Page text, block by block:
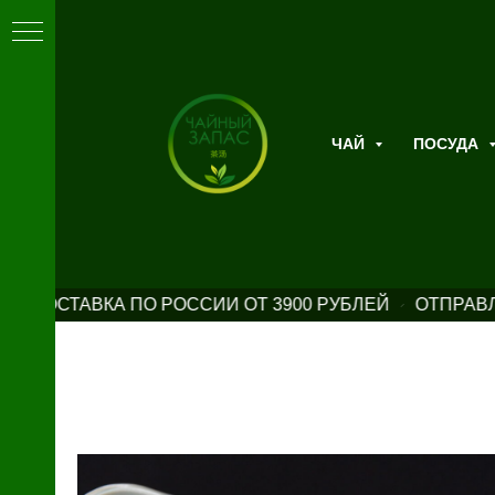
ЧАЙ ПОСУДА
ДОСТАВКА ПО РОССИИ ОТ 3900 РУБЛЕЙ